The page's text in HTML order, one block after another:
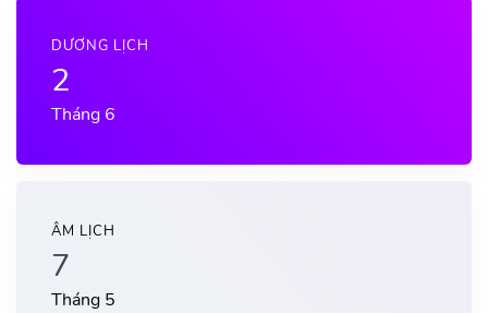
DƯƠNG LỊCH
2
Tháng 6
ÂM LỊCH
7
Tháng 5